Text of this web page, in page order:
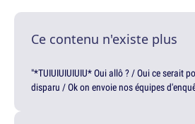
Ce contenu n'existe plus
"*TUIUIUIUIUIU* Oui allô ? / Oui ce serait
disparu / Ok on envoie nos équipes